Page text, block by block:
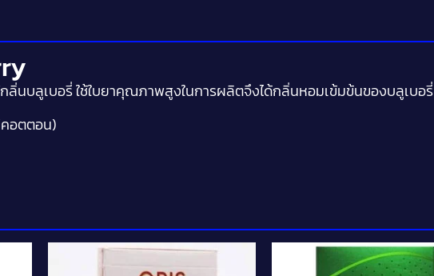
ลิ่นบลูเบอรี่ ใช้ใบยาคุณภาพสูงในการผลิตจึงได้กลิ่นหอมเข้มข้นของบลูเบอรี่
อตตอน)